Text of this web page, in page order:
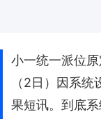
小一统一派位
（2日）因系
果短讯。到底